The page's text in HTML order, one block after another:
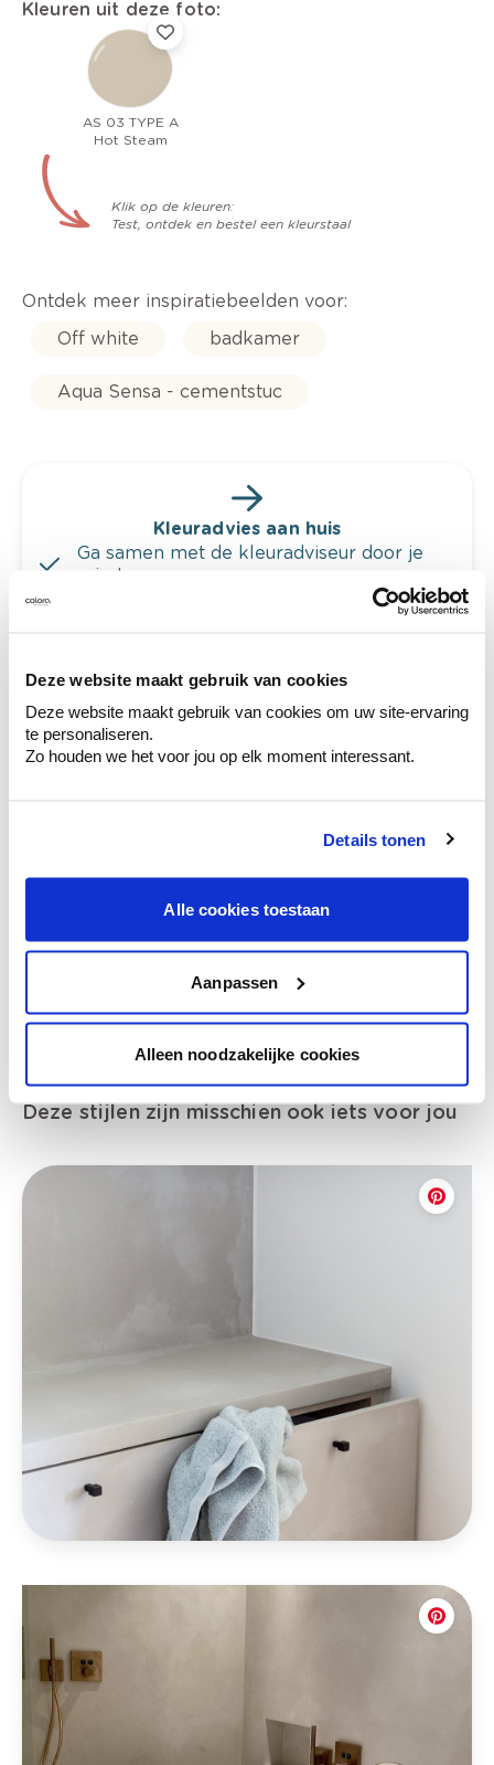
Deze website maakt gebruik van cookies
Deze website maakt gebruik van cookies om uw site-ervaring
te personaliseren.
Zo houden we het voor jou op elk moment interessant.
Details tonen
Alle cookies toestaan
Aanpassen
Alleen noodzakelijke cookies
Kleuren uit deze foto:
AS 03 TYPE A
Hot Steam
Klik op de kleuren:
Test, ontdek en bestel een kleurstaal
Ontdek meer inspiratiebeelden voor:
Off white
badkamer
Aqua Sensa - cementstuc
Kleuradvies aan huis
Ga samen met de kleuradviseur door je
ruimtes.
Krijg kleuradvies op basis van de lichtinval
Krijg ineens een technologische check-up
Bekijk je kleur in de winkel
Ontdek er kleurechte stalen van je
kleurenselectie.
Bekijk er de bijhorende tinten om je kleur
te verfijnen.
Krijg persoonlijk advies om kleuren te
Deze stijlen zijn misschien ook iets voor jou